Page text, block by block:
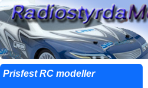
Prisfest RC modeller